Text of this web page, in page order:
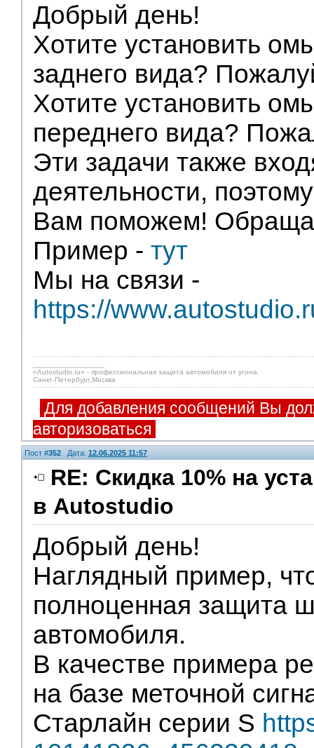
Добрый день!
Хотите установить
заднего вида?
Хотите установить
переднего вида?
Эти задачи также
деятельности,
Вам поможем!
Пример - тут
Мы на связи -
https://
«Autostudio.ru» - профессиональная защита автомобиля от угона.
Санкт-Петербург,Москва
Для добавления сообщений Вы
авторизоваться
Пост #352 Дата: 12.06.2025 11:57
RE: Скидка 10% на
в Autostudio
Добрый день!
Наглядный пример,
полноценная защита
автомобиля.
В качестве примера
на базе меточной
Старлайн серии S